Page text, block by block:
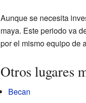
Aunque se necesita
maya. Este periodo va
por el mismo equipo de
Otros lugares
Becan